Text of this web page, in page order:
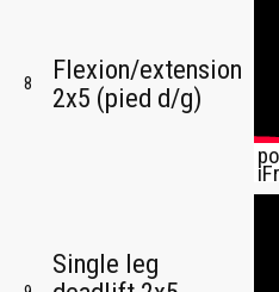
8
Flexion/extension
2x5 (pied d/g)
Single leg